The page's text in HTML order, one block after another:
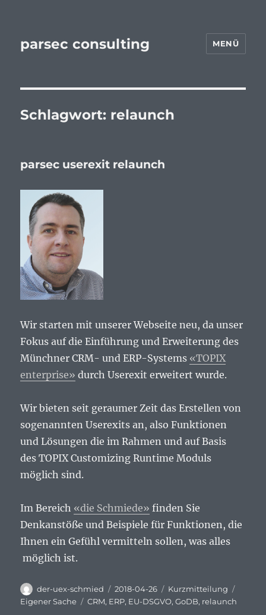
parsec consulting MENÜ
Schlagwort: relaunch
parsec userexit relaunch
Wir starten mit unserer Webseite neu, da unser
Fokus auf die Einführung und Erweiterung des
Münchner CRM- und ERP-Systems «TOPIX
enterprise» durch Userexit erweitert wurde.
Wir bieten seit geraumer Zeit das Erstellen von
sogenannten Userexits an, also Funktionen
und Lösungen die im Rahmen und auf Basis
des TOPIX Customizing Runtime Moduls
möglich sind.
Im Bereich «die Schmiede» finden Sie
Denkanstöße und Beispiele für Funktionen, die
Ihnen ein Gefühl vermitteln sollen, was alles
möglich ist.
Autor
der-uex-schmied
Veröffentlicht
am
2018-04-26 Format
Kurzmitteilung
Eigener Sache
Schlagwörter
CRM, ERP, EU-DSGVO,GoDB, relaunch